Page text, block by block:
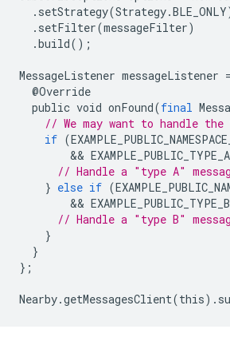
. setStrategy(Strategy.BLE_ONLY
. setFilter(messageFilter)
.build();
MessageListener messageListener =
@Override
public void onFound(final
// We may want to handle
if (
        &&
EXAMPLE_PUBLIC_TYPE_A
// Handle a "type A"
} else if (
        &&
EXAMPLE_PUBLIC_TYPE_B
// Handle a "type B"
}
}
};
Nearby.getMessagesClient(this).